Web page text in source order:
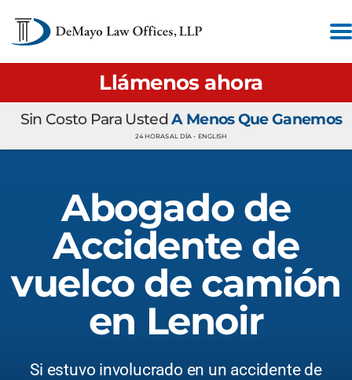
Llámenos ahora
Sin Costo Para UstedA Menos Que Ganemos
24 HORAS AL DÍA • ENGLISH
Abogado de
Accidente de
vuelco de camión
en Lenoir
Si estuvo involucrado en un accidente de